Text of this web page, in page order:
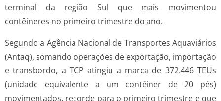
terminal da região Sul que mais movimentou
contêineres no primeiro trimestre do ano.
Segundo a Agência Nacional de Transportes Aquaviários
(Antaq), somando operações de exportação, importação
e transbordo, a TCP atingiu a marca de 372.446 TEUs
(unidade equivalente a um contêiner de 20 pés)
movimentados, recorde para o primeiro trimestre e que